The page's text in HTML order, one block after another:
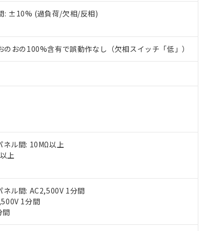
: ±10% (過負荷/欠相/反相)
おの100%含有で誤動作なし（欠相スイッチ「低」）
ネル間: 10MΩ以上
上
ル間: AC2,500V 1分間
1分間
間